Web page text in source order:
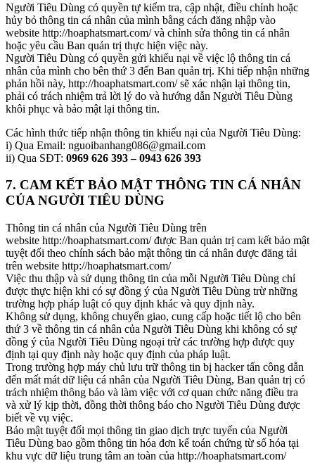
Người Tiêu Dùng có quyền tự kiểm tra, cập nhật, điều chỉnh hoặc
hủy bỏ thông tin cá nhân của mình bằng cách đăng nhập vào
website http://hoaphatsmart.com/ và chỉnh sửa thông tin cá nhân
hoặc yêu cầu Ban quản trị thực hiện việc này.
Người Tiêu Dùng có quyền gửi khiếu nại về việc lộ thông tin cá
nhân của mình cho bên thứ 3 đến Ban quản trị. Khi tiếp nhận những
phản hồi này, http://hoaphatsmart.com/ sẽ xác nhận lại thông tin,
phải có trách nhiệm trả lời lý do và hướng dẫn Người Tiêu Dùng
khôi phục và bảo mật lại thông tin.
Các hình thức tiếp nhận thông tin khiếu nại của Người Tiêu Dùng:
i) Qua Email: nguoibanhang086@gmail.com
ii) Qua SĐT: 0969 626 393 – 0943 626 393
7. CAM KẾT BẢO MẬT THÔNG TIN CÁ NHÂN
CỦA NGƯỜI TIÊU DÙNG
Thông tin cá nhân của Người Tiêu Dùng trên
website http://hoaphatsmart.com/ được Ban quản trị cam kết bảo mật
tuyệt đối theo chính sách bảo mật thông tin cá nhân được đăng tải
trên website http://hoaphatsmart.com/
Việc thu thập và sử dụng thông tin của mỗi Người Tiêu Dùng chỉ
được thực hiện khi có sự đồng ý của Người Tiêu Dùng trừ những
trường hợp pháp luật có quy định khác và quy định này.
Không sử dụng, không chuyển giao, cung cấp hoặc tiết lộ cho bên
thứ 3 về thông tin cá nhân của Người Tiêu Dùng khi không có sự
đồng ý của Người Tiêu Dùng ngoại trừ các trường hợp được quy
định tại quy định này hoặc quy định của pháp luật.
Trong trường hợp máy chủ lưu trữ thông tin bị hacker tấn công dẫn
đến mất mát dữ liệu cá nhân của Người Tiêu Dùng, Ban quản trị có
trách nhiệm thông báo và làm việc với cơ quan chức năng điều tra
và xử lý kịp thời, đồng thời thông báo cho Người Tiêu Dùng được
biết về vụ việc.
Bảo mật tuyệt đối mọi thông tin giao dịch trực tuyến của Người
Tiêu Dùng bao gồm thông tin hóa đơn kế toán chứng từ số hóa tại
khu vực dữ liệu trung tâm an toàn của http://hoaphatsmart.com/